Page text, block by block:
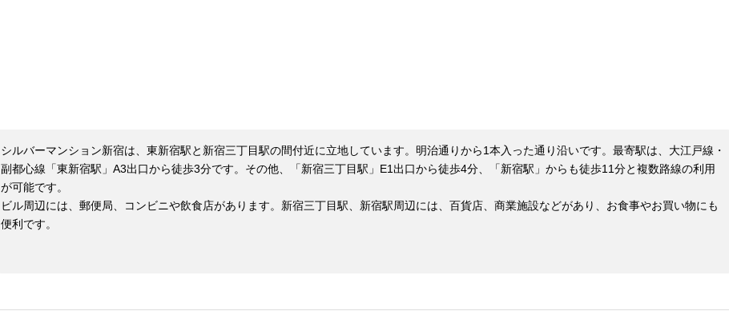
シルバーマンション新宿は、東新宿駅と新宿三丁目駅の間付近に立地しています。明治通りから1本入った通り沿いです。最寄駅は、大江戸線・
副都心線「東新宿駅」A3出口から徒歩3分です。その他、「新宿三丁目駅」E1出口から徒歩4分、「新宿駅」からも徒歩11分と複数路線の利用
が可能です。
ビル周辺には、郵便局、コンビニや飲食店があります。新宿三丁目駅、新宿駅周辺には、百貨店、商業施設などがあり、お食事やお買い物にも
便利です。